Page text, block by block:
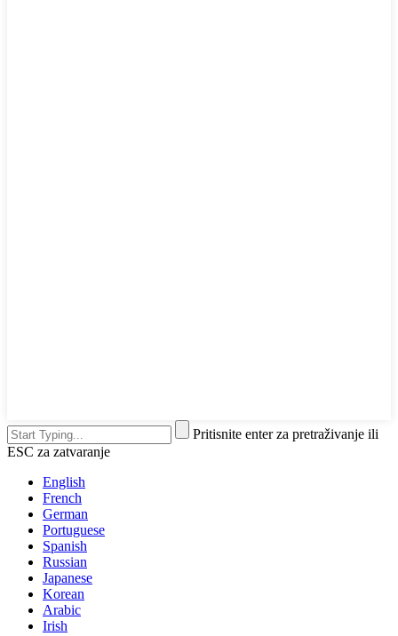
Pritisnite enter za pretraživanje ili
ESC za zatvaranje
English
French
German
Portuguese
Spanish
Russian
Japanese
Korean
Arabic
Irish